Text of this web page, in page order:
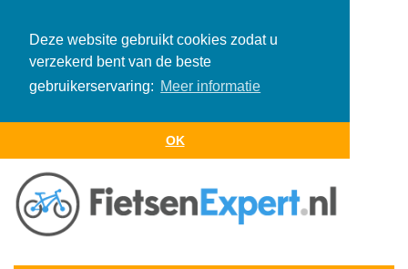
Deze website gebruikt cookies zodat u
verzekerd bent van de beste
gebruikerservaring: Meer informatie
OK